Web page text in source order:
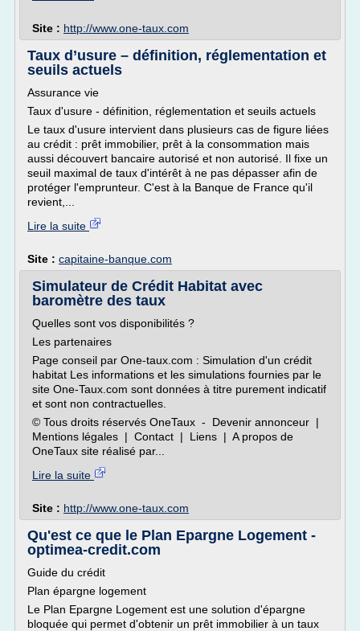
Site : http://www.one-taux.com
Taux d’usure – définition, réglementation et
seuils actuels
Assurance vie
Taux d'usure - définition, réglementation et seuils actuels
Le taux d'usure intervient dans plusieurs cas de figure liées
au crédit : prêt immobilier, prêt à la consommation mais
aussi découvert bancaire autorisé et non autorisé. Il fixe un
seuil maximal de taux d'intérêt à ne pas dépasser afin de
protéger l'emprunteur. C'est à la Banque de France qu'il
revient,...
Lire la suite
Site : capitaine-banque.com
Simulateur de Crédit Habitat avec
baromètre des taux
Quelles sont vos disponibilités ?
Les partenaires
Page conseil par One-taux.com : Simulation d'un crédit
habitat Les informations et les simulations fournies par le
site One-Taux.com sont données à titre purement indicatif
et sont non contractuelles.
© Tous droits réservés OneTaux - Devenir annonceur |
Mentions légales | Contact | Liens | A propos de
OneTaux site réalisé par...
Lire la suite
Site : http://www.one-taux.com
Qu'est ce que le Plan Epargne Logement -
optimea-credit.com
Guide du crédit
Plan épargne logement
Le Plan Epargne Logement est une solution d'épargne
bloquée qui permet d'obtenir un prêt immobilier à un taux